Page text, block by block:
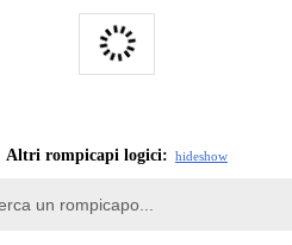
Altri rompicapi logici: hideshow